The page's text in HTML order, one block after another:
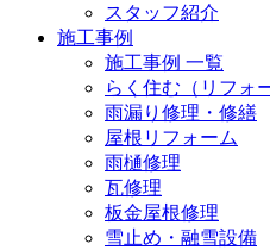
スタッフ紹介
施工事例
施工事例 一覧
らく住む（リフォ
雨漏り修理・修繕
屋根リフォーム
雨樋修理
瓦修理
板金屋根修理
雪止め・融雪設備